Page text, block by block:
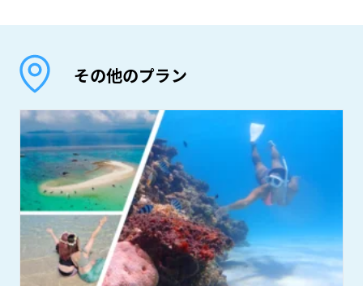
場合があります。
万一の事故等で保険が支払われますが、保険の範囲
以上のご請求に対しては、補償致しかねますのでご
了承下さい。
小さなお子様連れで来られるお客様は、ご家族の管
理のもとツアー参加をお願い致します。
濡れてもいい服装を着用した状態で必ずご集合くだ
さい。ツアー終了後はそのままお送りまたは解散と
なります、羽織物をご用意ください。
その他のプラン